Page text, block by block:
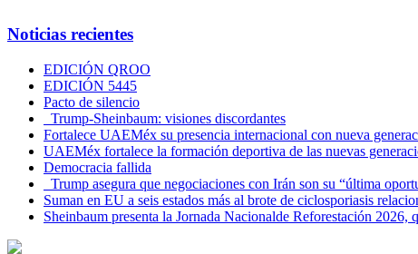
Noticias recientes
EDICIÓN QROO
EDICIÓN 5445
Pacto de silencio
Trump-Sheinbaum: visiones discordantes
Fortalece UAEMéx su presencia internacional con nueva
UAEMéx fortalece la formación deportiva de las nuevas
Democracia fallida
Trump asegura que negociaciones con Irán son su “última
Suman en EU a seis estados más al brote de ciclosporiasis
Sheinbaum presenta la Jornada Nacionalde Reforestación 2026,